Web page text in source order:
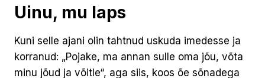
Uinu, mu laps
Kuni selle ajani olin tahtnud uskuda imedesse ja
korranud: „Pojake, ma annan sulle oma jõu, võta
minu jõud ja võitle“, aga siis, koos õe sõnadega